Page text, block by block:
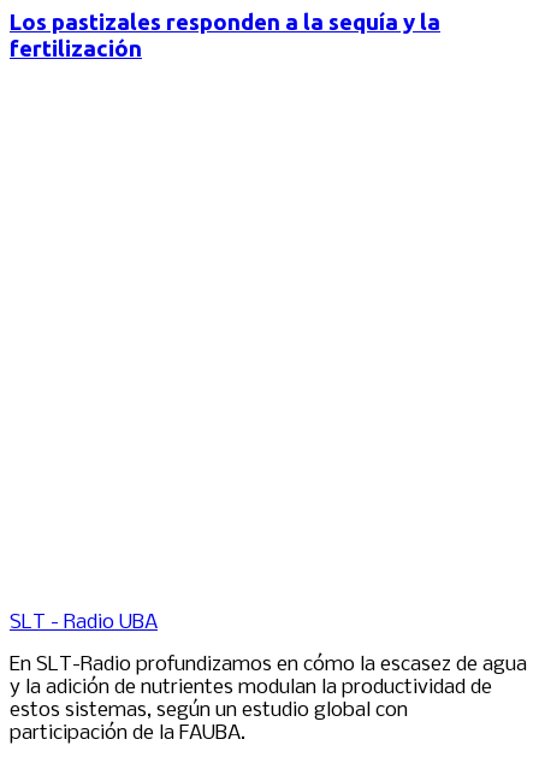
Los pastizales responden a la sequía y la
fertilización
SLT - Radio UBA
En SLT-Radio profundizamos en cómo la escasez de agua
y la adición de nutrientes modulan la productividad de
estos sistemas, según un estudio global con
participación de la FAUBA.